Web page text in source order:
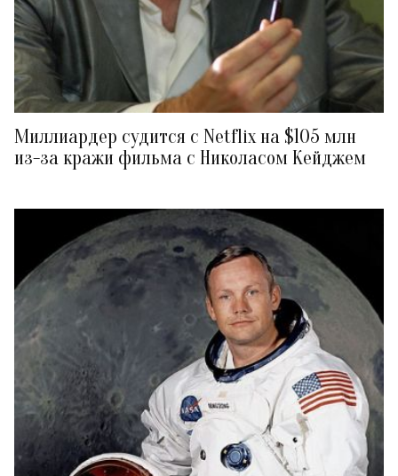
Миллиардер судится с Netflix на $105 млн
из-за кражи фильма с Николасом Кейджем